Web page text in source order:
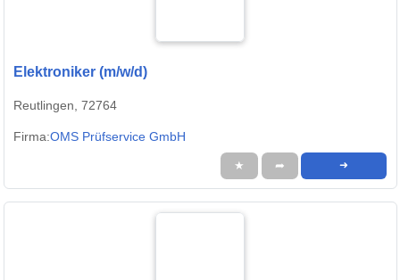
Elektroniker (m/w/d)
Reutlingen, 72764
Firma:OMS Prüfservice GmbH
★ ➦ ➜